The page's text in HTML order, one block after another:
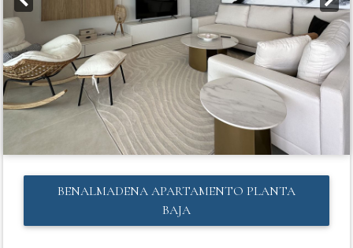
BENALMADENA APARTAMENTO PLANTA
BAJA